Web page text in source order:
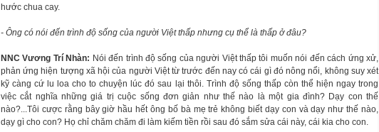
hước chua cay.
- Ông có nói đến trình độ sống của người Việt thấp nhưng cụ thể là thấp ở đâu?
NNC Vương Trí Nhàn: Nói đến trình độ sống của người Việt thấp tôi muốn nói đến cách ứng xử,
phản ứng hiện tượng xã hội của người Việt từ trước đến nay có cái gì đó nông nổi, không suy xét
kỹ càng cứ lu loa cho to chuyện lúc đó sau lại thôi. Trình độ sống thấp còn thể hiện ngay trong
việc cắt nghĩa những giá trị cuộc sống đơn giản như thế nào là một gia đình? Dạy con thế
nào?...Tôi cược rằng bây giờ hầu hết ông bố bà mẹ trẻ không biết dạy con và dạy như thế nào,
dạy gì cho con? Họ chỉ chăm chăm đi làm kiếm tiền rồi sau đó sắm sửa cái này, cái kia cho con.